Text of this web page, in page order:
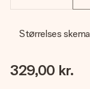
Størrelses skema
329,00 kr.